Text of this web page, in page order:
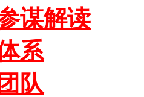
谋解读
系
队